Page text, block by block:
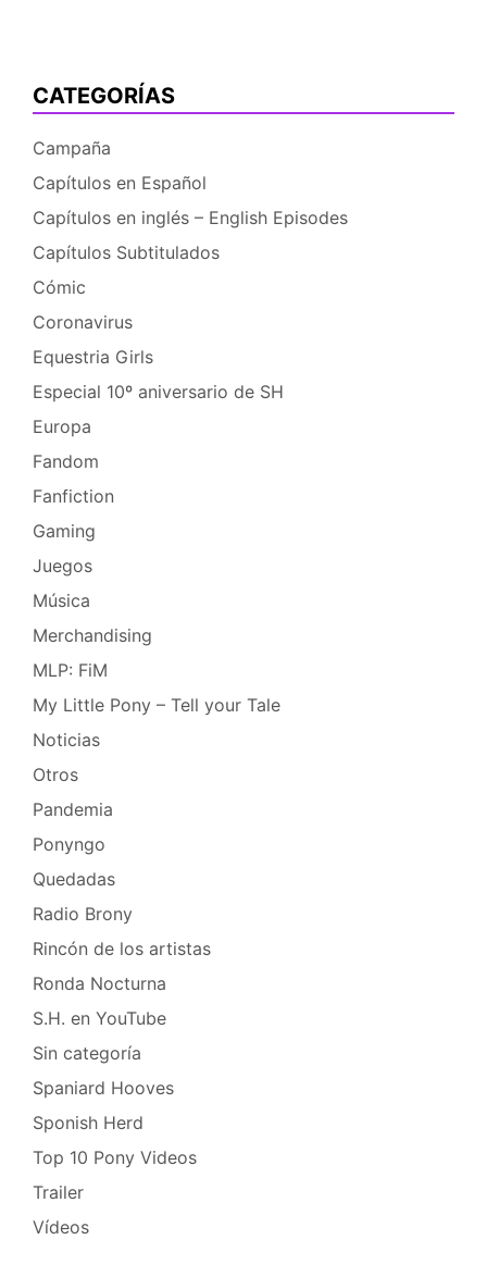
pelicula
CATEGORÍAS
Campaña
Capítulos en Español
Capítulos en inglés – English Episodes
Capítulos Subtitulados
Cómic
Coronavirus
Equestria Girls
Especial 10º aniversario de SH
Europa
Fandom
Fanfiction
Gaming
Juegos
Música
Merchandising
MLP: FiM
My Little Pony – Tell your Tale
Noticias
Otros
Pandemia
Ponyngo
Quedadas
Radio Brony
Rincón de los artistas
Ronda Nocturna
S.H. en YouTube
Sin categoría
Spaniard Hooves
Sponish Herd
Top 10 Pony Videos
Trailer
Vídeos